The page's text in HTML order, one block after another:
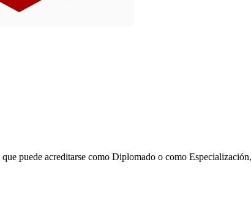
puede acreditarse como Diplomado o como